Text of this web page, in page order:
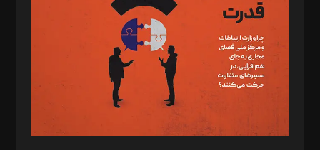
رستمی،مصطفی باستان
ویرایش: نگار استاد‌‌آقا
طراح یونیفرم: مجید توکلی
فیلمبرداری و عکاسی: امیر شفیعی، مانی لطفی زاده
گرافیک و صفحه‌آرایی: سید‌سبحان‌علی ثابت
مد‌یر توسعه تجاری: کامبیز برید‌
امور مالی: شاپور رهبری، محمد‌ کاظمی‌نیا